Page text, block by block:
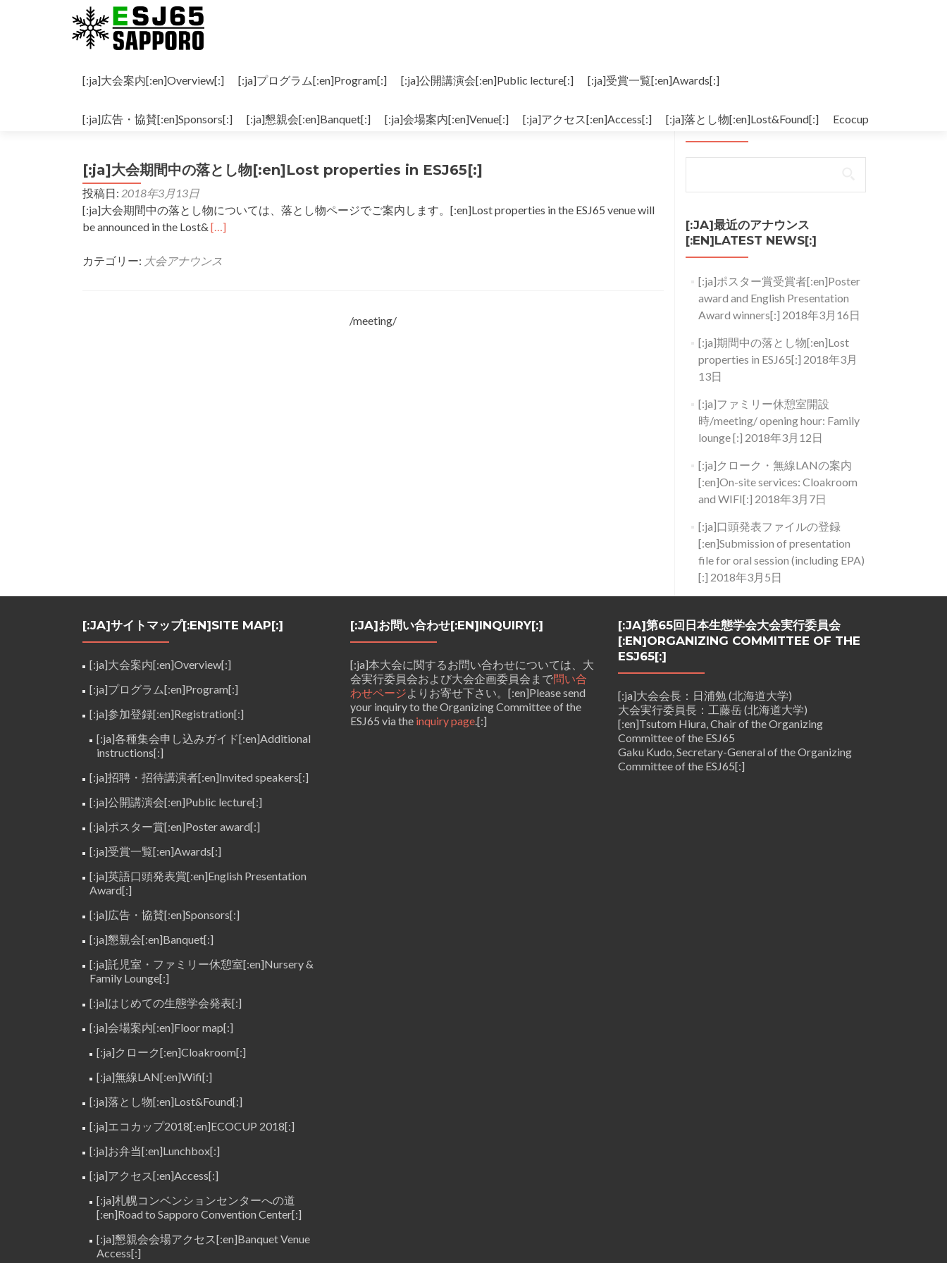
[:ja]大会案内[:en]Overview[:]
[:ja]プログラム[:en]Program[:] [:ja]公開講演会[:en]Public lecture[:] [:ja]受賞一覧[:en]Awards[:]
[:ja]広告・協賛[:en]Sponsors[:] [:ja]懇親会[:en]Banquet[:] [:ja]会場案内[:en]Venue[:] [:ja]アクセス[:en]Access[:] [:ja]落とし物[:en]Lost&Found[:] Ecocup
日:2018年3月13日
[:ja]大会期間中の落とし物[:en]Lost properties in ESJ65[:]
投稿日: 2018年3月13日
[:ja]大会期間中の落とし物については、落とし物ページでご案内します。[:en]Lost properties in the ESJ65 venue will
be announced in the Lost& Read
about
[…]
カテゴリー: 大会アナウンス
/meeting/
[:JA]検索[:EN]SEARCH[:]
[:JA]最近のアナウンス
[:EN]LATEST NEWS[:]
[:ja]ポスター賞受賞者[:en]Poster
award and English Presentation
Award winners[:] 2018年3月16日
[:ja]期間中の落とし物[:en]Lost
properties in ESJ65[:] 2018年3月
13日
[:ja]ファミリー休憩室開設
時/meeting/ opening hour: Family
lounge [:] 2018年3月12日
[:ja]クローク・無線LANの案内
[:en]On-site services: Cloakroom
and WIFI[:] 2018年3月7日
[:ja]口頭発表ファイルの登録
[:en]Submission of presentation
file for oral session (including EPA)
[:] 2018年3月5日
[:JA]サイトマップ[:EN]SITE MAP[:]
[:ja]大会案内[:en]Overview[:]
[:ja]プログラム[:en]Program[:]
[:ja]参加登録[:en]Registration[:]
[:ja]各種集会申し込みガイド[:en]Additional
instructions[:]
[:ja]招聘・招待講演者[:en]Invited speakers[:]
[:ja]公開講演会[:en]Public lecture[:]
[:ja]ポスター賞[:en]Poster award[:]
[:ja]受賞一覧[:en]Awards[:]
[:ja]英語口頭発表賞[:en]English Presentation
Award[:]
[:ja]広告・協賛[:en]Sponsors[:]
[:ja]懇親会[:en]Banquet[:]
[:ja]託児室・ファミリー休憩室[:en]Nursery &
Family Lounge[:]
[:ja]はじめての生態学会発表[:]
[:ja]会場案内[:en]Floor map[:]
[:ja]クローク[:en]Cloakroom[:]
[:ja]無線LAN[:en]Wifi[:]
[:ja]落とし物[:en]Lost&Found[:]
[:ja]エコカップ2018[:en]ECOCUP 2018[:]
[:ja]お弁当[:en]Lunchbox[:]
[:ja]アクセス[:en]Access[:]
[:ja]札幌コンベンションセンターへの道
[:en]Road to Sapporo Convention Center[:]
[:ja]懇親会会場アクセス[:en]Banquet Venue
Access[:]
[:JA]お問い合わせ[:EN]INQUIRY[:]
[:ja]本大会に関するお問い合わせについては、大
会実行委員会および大会企画委員会まで問い合
わせページよりお寄せ下さい。[:en]Please send
your inquiry to the Organizing Committee of the
ESJ65 via the inquiry page.[:]
[:JA]第65回日本生態学会大会実行委員会
[:EN]ORGANIZING COMMITTEE OF THE
ESJ65[:]
[:ja]大会会長：日浦勉 (北海道大学)
大会実行委員長：工藤岳 (北海道大学)
[:en]Tsutom Hiura, Chair of the Organizing
Committee of the ESJ65
Gaku Kudo, Secretary-General of the Organizing
Committee of the ESJ65[:]